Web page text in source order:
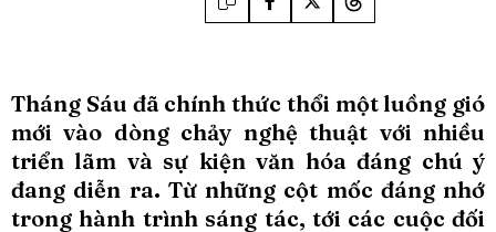
Tháng Sáu đã chính thức thổi một luồng gió
mới vào dòng chảy nghệ thuật với nhiều
triển lãm và sự kiện văn hóa đáng chú ý
đang diễn ra. Từ những cột mốc đáng nhớ
trong hành trình sáng tác, tới các cuộc đối